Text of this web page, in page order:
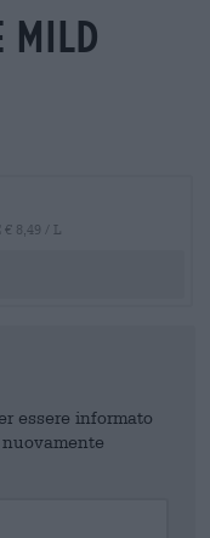
mild
€ 8,49 / L
essere informato